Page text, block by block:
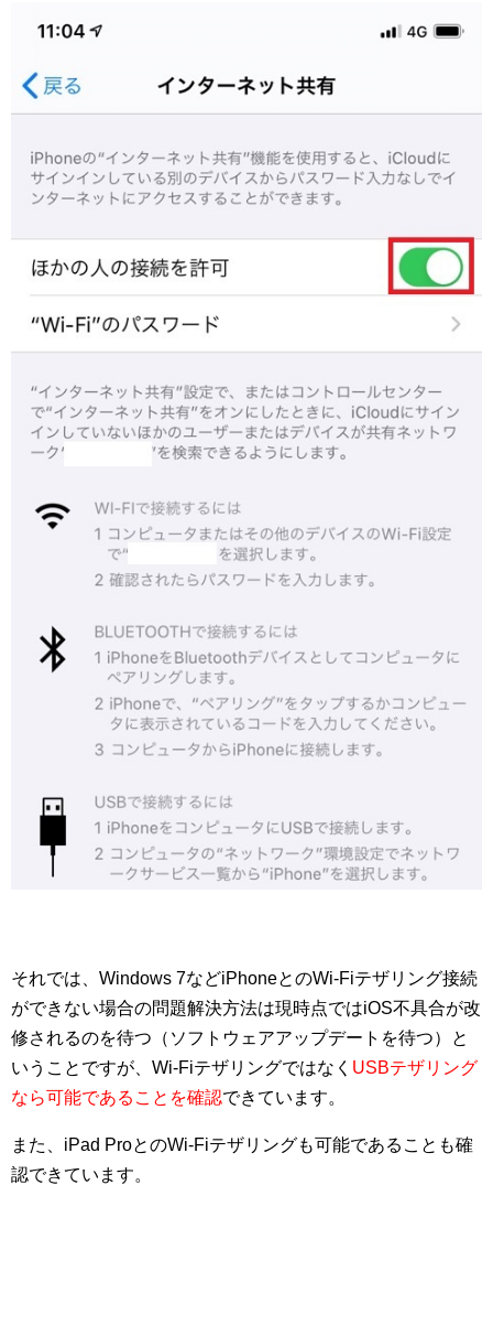
それでは、Windows 7などiPhoneとのWi-Fiテザリング接続
ができない場合の問題解決方法は現時点ではiOS不具合が改
修されるのを待つ（ソフトウェアアップデートを待つ）と
いうことですが、Wi-Fiテザリングではなく USBテザリング
なら可能であることを確認できています。
また、iPad ProとのWi-Fiテザリングも可能であることも確
認できています。